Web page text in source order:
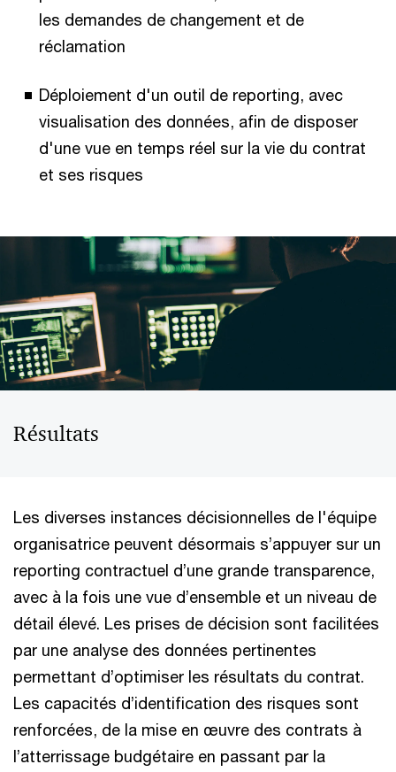
les demandes de changement et de
réclamation
Déploiement d'un outil de reporting, avec
visualisation des données, afin de disposer
d'une vue en temps réel sur la vie du contrat
et ses risques
Résultats
Les diverses instances décisionnelles de l'équipe
organisatrice peuvent désormais s’appuyer sur un
reporting contractuel d’une grande transparence,
avec à la fois une vue d’ensemble et un niveau de
détail élevé. Les prises de décision sont facilitées
par une analyse des données pertinentes
permettant d’optimiser les résultats du contrat.
Les capacités d’identification des risques sont
renforcées, de la mise en œuvre des contrats à
l’atterrissage budgétaire en passant par la